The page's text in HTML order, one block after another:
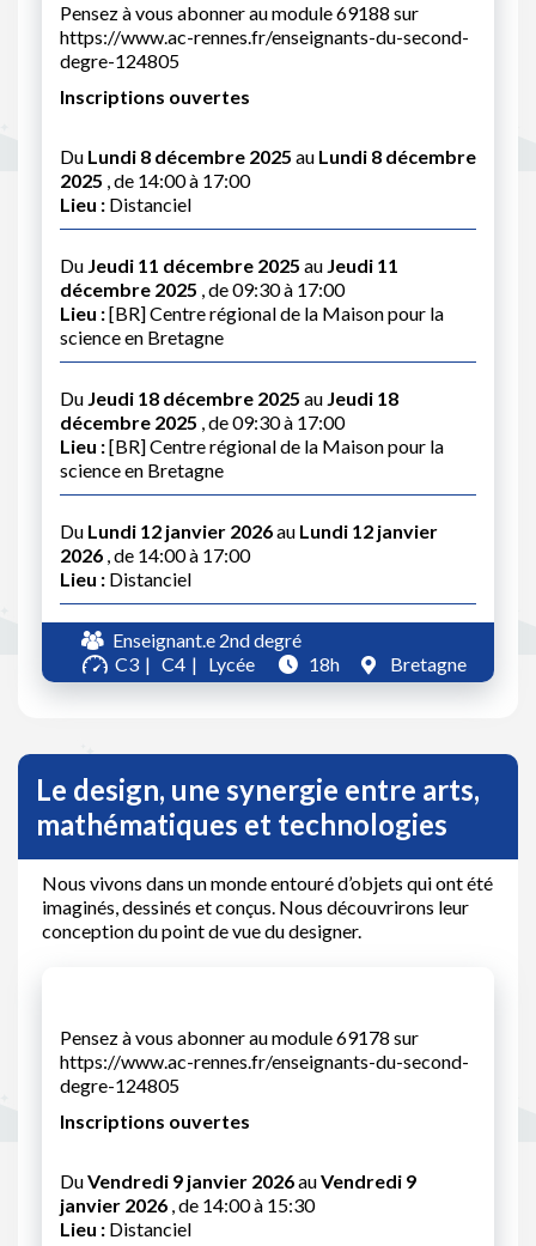
Pensez à vous abonner au module 69188 sur
https://www.ac-rennes.fr/enseignants-du-second-
degre-124805
Inscriptions ouvertes
Du Lundi 8 décembre 2025 au Lundi 8 décembre
2025 , de 14:00 à 17:00
Lieu : Distanciel
Du Jeudi 11 décembre 2025 au Jeudi 11
décembre 2025 , de 09:30 à 17:00
Lieu :[BR] Centre régional de la Maison pour la
science en Bretagne
Du Jeudi 18 décembre 2025 au Jeudi 18
décembre 2025 , de 09:30 à 17:00
Lieu :[BR] Centre régional de la Maison pour la
science en Bretagne
Du Lundi 12 janvier 2026au Lundi 12 janvier
2026 , de 14:00 à 17:00
Lieu : Distanciel
Enseignant.e 2nd degré
C3
C4 Lycée 18h Bretagne
Le design, une synergie entre arts,
mathématiques et technologies
Nous vivons dans un monde entouré d’objets qui ont été
imaginés, dessinés et conçus. Nous découvrirons leur
conception du point de vue du designer.
Pensez à vous abonner au module 69178 sur
https://www.ac-rennes.fr/enseignants-du-second-
degre-124805
Inscriptions ouvertes
DuVendredi 9 janvier 2026auVendredi 9
janvier 2026 , de 14:00 à 15:30
Lieu : Distanciel